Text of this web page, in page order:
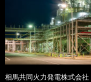
相馬共同火力発電株式会